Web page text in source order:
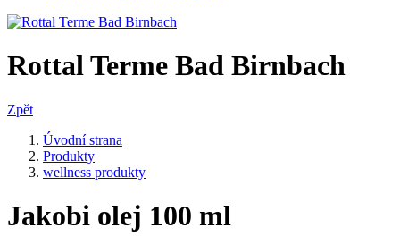
Rottal Terme Bad Birnbach
Zpět
Úvodní strana
Produkty
wellness produkty
Jakobi olej 100 ml